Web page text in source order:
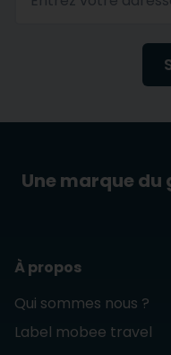
Une marque du
À propos
Qui sommes nous ?
Label mobee travel